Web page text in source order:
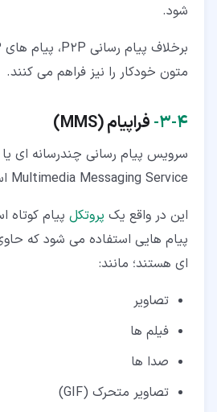
شود.
متون خودکار را نیز فراهم می کنند.
۴‏-‏۳‏- فراپیام (MMS
)
سرویس پیام رسانی چندرسانه ای یا
Multimedia Messaging Service است.
این در واقع یک پروتکل پیام کوتاه
پیام هایی استفاده می شود که
ای هستند؛ مانند:
تصاویر
فیلم ها
صدا ها
تصاویر متحرک (GIF)